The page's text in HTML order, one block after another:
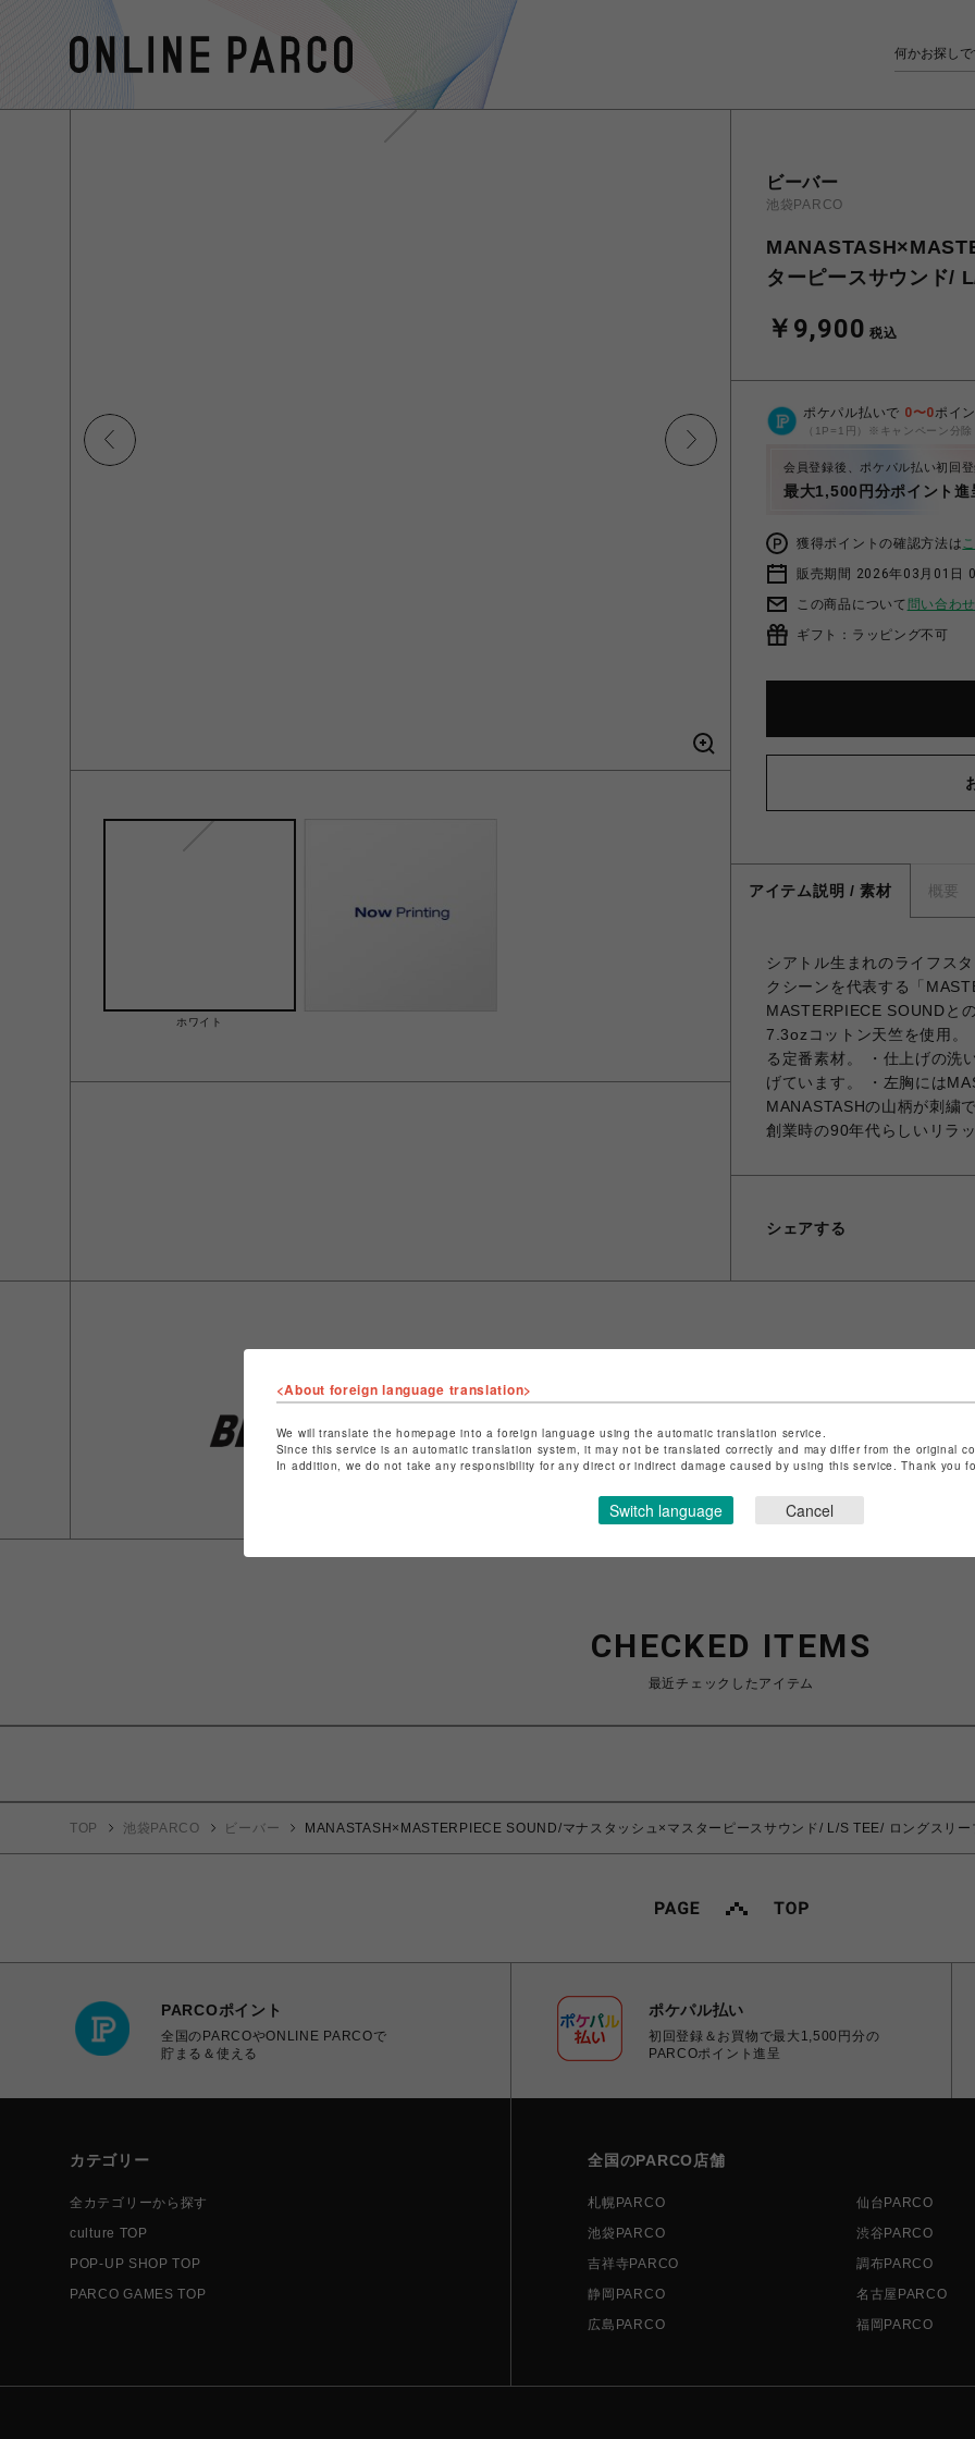
ホワイト
ビーバー
池袋PARCO
ターピースサウンド/
￥9,900 税込
ポケパル払いで 0〜0ポイ
（1P=1円）※キャンペーン分除
会員登録後、ポケパル払い初回
最大1,500円分ポイント進
獲得ポイントの確認方法は
販売期間 2026年03月01日
この商品について 問い合わ
ギフト：ラッピング不可
アイテム説明 / 素材 概要
シアトル生まれのライフス
クシーンを代表する「
MASTERPIECE SOUNDと
7.3ozコットン天竺を使用。
る定番素材。 ・仕上げの洗
げています。 ・左胸には
MANASTASHの山柄が刺繍
創業時の90年代らしいリラ
シェアする
特定商取引法など法令に基づく表記はこちら
CHECKED ITEMS
最近チェックしたアイテム
TOP 池袋PARCO ビーバー MANASTASH×MASTERPIECE SOUND/マナスタッシュ×マスターピースサウンド/ L/S TEE/ ロングスリー
PARCOポイント
全国のPARCOやONLINE PARCOで
貯まる＆使える
ポケパル払い
初回登録＆お買物で最大1,500円分の
PARCOポイント進呈
カテゴリー
全カテゴリーから探す
culture TOP
POP-UP SHOP TOP
PARCO GAMES TOP
全国のPARCO店舗
札幌PARCO 仙台PARCO
池袋PARCO
渋谷PARCO
吉祥寺PARCO
調布PARCO
静岡PARCO
名古屋PARCO
広島PARCO
福岡PARCO
<About foreign language translation>
We will translate the homepage into a foreign language using the automatic translation service.
Since this service is an automatic translation system, it may not be translated correctly and may differ from the original
In addition, we do not take any responsibility for any direct or indirect damage caused by using this service. Thank you
Switch language Cancel